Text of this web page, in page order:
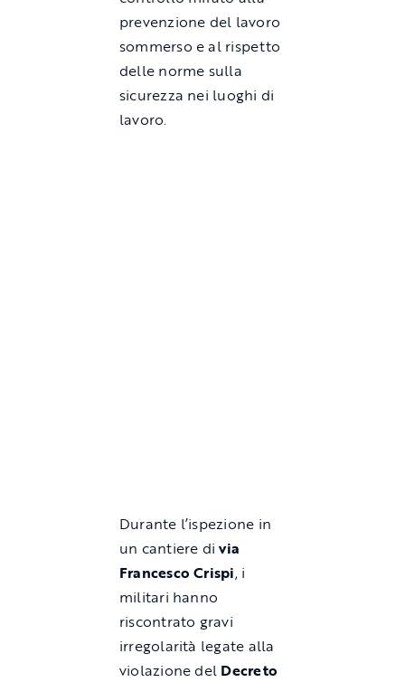
prevenzione del lavoro
sommerso e al rispetto
delle norme sulla
sicurezza nei luoghi di
lavoro.
Durante l’ispezione in
un cantiere divia
Francesco Crispi, i
militari hanno
riscontrato gravi
irregolarità legate alla
violazione del Decreto